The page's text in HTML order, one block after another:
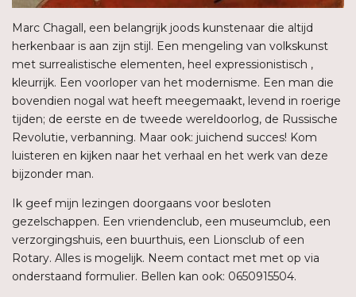
Marc Chagall, een belangrijk joods kunstenaar die altijd
herkenbaar is aan zijn stijl. Een mengeling van volkskunst
met surrealistische elementen, heel expressionistisch ,
kleurrijk. Een voorloper van het modernisme. Een man die
bovendien nogal wat heeft meegemaakt, levend in roerige
tijden; de eerste en de tweede wereldoorlog, de Russische
Revolutie, verbanning. Maar ook: juichend succes! Kom
luisteren en kijken naar het verhaal en het werk van deze
bijzonder man.
Ik geef mijn lezingen doorgaans voor besloten
gezelschappen. Een vriendenclub, een museumclub, een
verzorgingshuis, een buurthuis, een Lionsclub of een
Rotary. Alles is mogelijk. Neem contact met met op via
onderstaand formulier. Bellen kan ook: 0650915504.